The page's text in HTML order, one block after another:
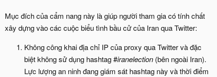
Mục đích của cẩm nang này là giúp người tham gia có tính chất
xây dựng vào các cuộc biểu tình bầu cử của Iran qua Twitter:
Không công khai địa chỉ IP của proxy qua Twitter và đặc
biệt không sử dụng hashtag #iranelection (bên ngoài Iran).
Lực lượng an ninh đang giám sát hashtag này và thời điểm